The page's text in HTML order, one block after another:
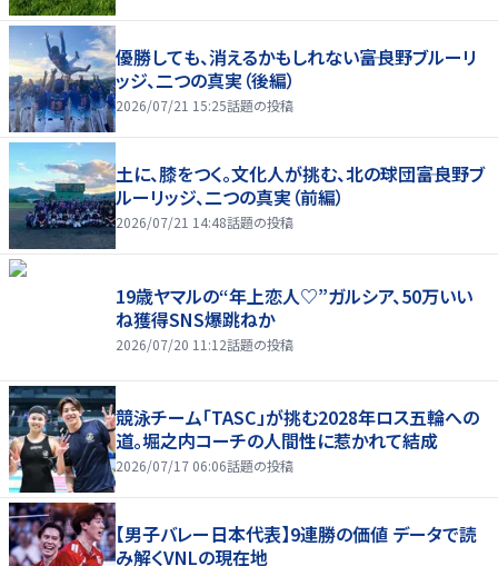
優勝しても、消えるかもしれない――富良野ブルーリ
ッジ、二つの真実（後編）
2026/07/21 15:25話題の投稿
土に、膝をつく。文化人が挑む、北の球団――富良野ブ
ルーリッジ、二つの真実（前編）
2026/07/21 14:48話題の投稿
19歳ヤマルの“年上恋人♡”ガルシア、50万いい
ね獲得SNS爆跳ねか
2026/07/20 11:12話題の投稿
競泳チーム「TASC」が挑む2028年ロス五輪への
道。堀之内コーチの人間性に惹かれて結成
2026/07/17 06:06話題の投稿
【男子バレー日本代表】9連勝の価値 データで読
み解くVNLの現在地